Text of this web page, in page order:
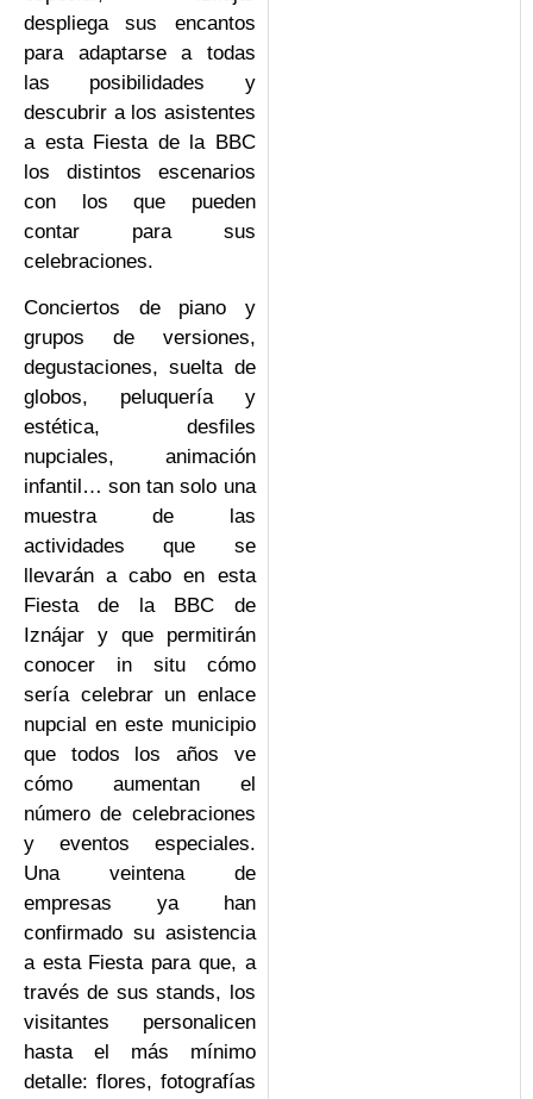
despliega sus encantos
para adaptarse a todas
las posibilidades y
descubrir a los asistentes
a esta Fiesta de la BBC
los distintos escenarios
con los que pueden
contar para sus
celebraciones.
Conciertos de piano y
grupos de versiones,
degustaciones, suelta de
globos, peluquería y
estética, desfiles
nupciales, animación
infantil… son tan solo una
muestra de las
actividades que se
llevarán a cabo en esta
Fiesta de la BBC de
Iznájar y que permitirán
conocer in situ cómo
sería celebrar un enlace
nupcial en este municipio
que todos los años ve
cómo aumentan el
número de celebraciones
y eventos especiales.
Una veintena de
empresas ya han
confirmado su asistencia
a esta Fiesta para que, a
través de sus stands, los
visitantes personalicen
hasta el más mínimo
detalle: flores, fotografías